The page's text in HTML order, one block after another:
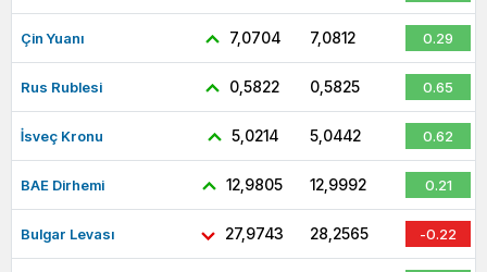
Çin Yuanı 7,0704 7,0812 0.29
Rus Rublesi 0,5822 0,5825 0.65
İsveç Kronu 5,0214 5,0442 0.62
BAE Dirhemi 12,9805 12,9992 0.21
Bulgar Levası 27,9743 28,2565 -0.22